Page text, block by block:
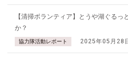
【清掃ボランティア】とうや湖ぐるっ
か？
協力隊活動レポート 2025年05月28